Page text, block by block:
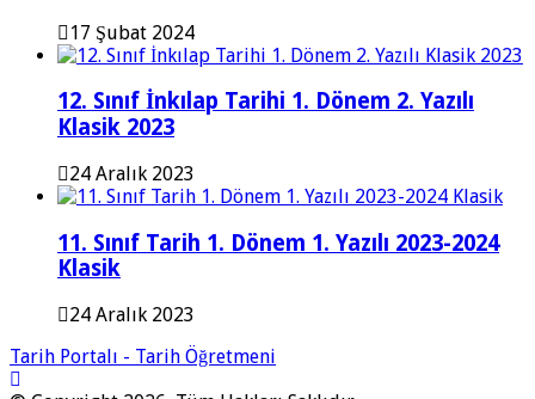
17 Şubat 2024
12. Sınıf İnkılap Tarihi 1. Dönem 2. Yazılı
Klasik 2023
24 Aralık 2023
11. Sınıf Tarih 1. Dönem 1. Yazılı 2023-2024
Klasik
24 Aralık 2023
Tarih Portalı - Tarih Öğretmeni